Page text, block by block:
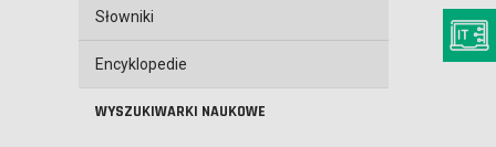
Słowniki
Encyklopedie
WYSZUKIWARKI NAUKOWE